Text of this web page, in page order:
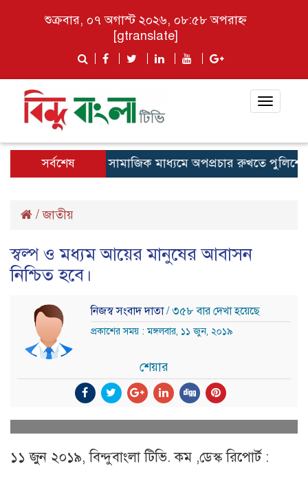
শুক্রবার, ০৭ অগাস্ট ২০২৬, ০৮:৫৮ অপরাহ্ন
[gtranslate]
Toggle
সর্বশেষ সামাজিক মাধ্যমে অপপ্রচার রুখতে পুলিশের
/জাতীয়
স্বল্প ও মধ্যম আয়ের মানুষের আবাসন
নিশ্চিত হবে।
নিজস্ব সংবাদ দাতা/ ৩৫৮ বার দেখা হয়েছে
প্রকাশের সময় : মঙ্গলবার, ১১ জুন, ২০১৯
শেয়ার
১১ জুন ২০১৯, বিন্দুবাংলা টিভি. কম ,ডেস্ক রিপোর্ট :